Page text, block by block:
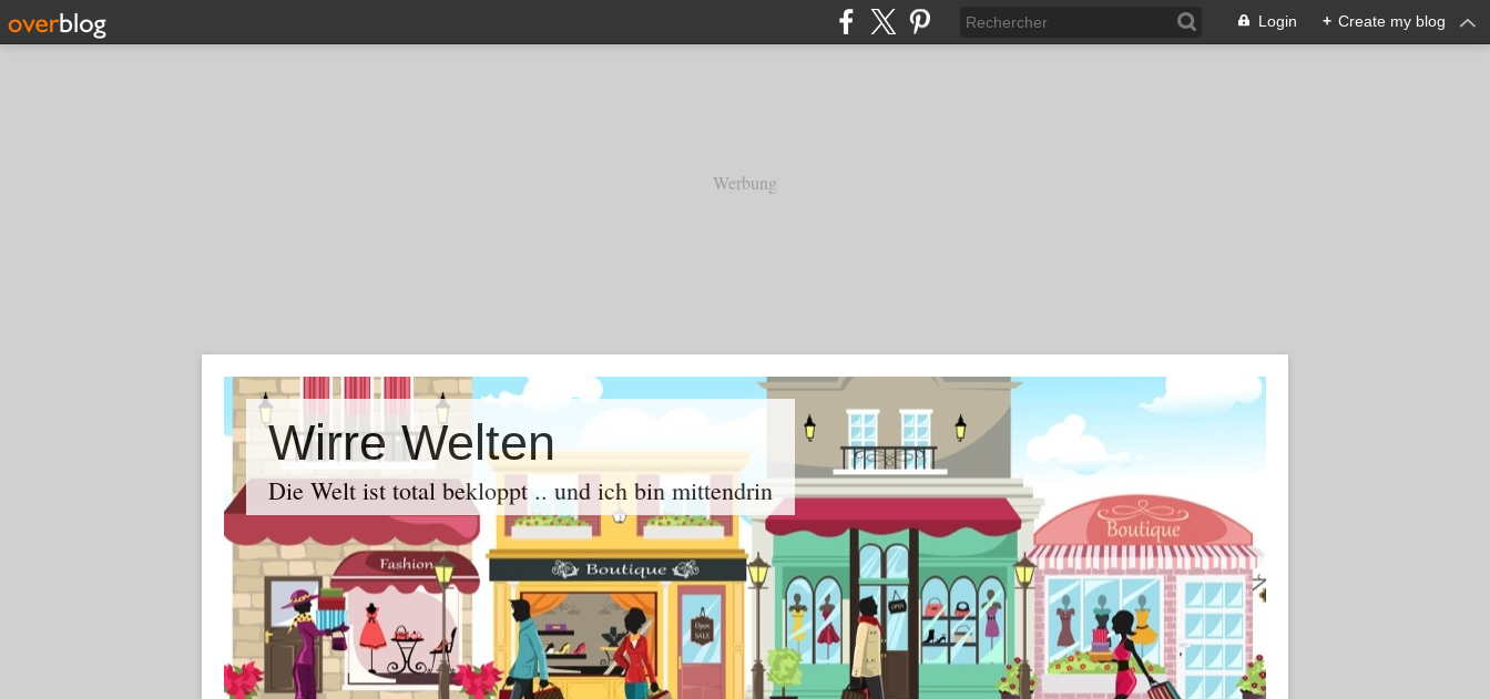
Login + Create my blog
Werbung
Wirre Welten
Die Welt ist total bekloppt .. und ich bin mittendrin